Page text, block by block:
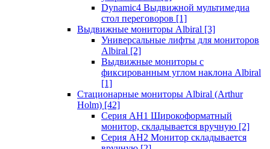
Dynamic4 Выдвижной мультимедиа
стол переговоров [1]
Выдвижные мониторы Albiral [3]
Универсальные лифты для мониторов
Albiral [2]
Выдвижные мониторы с
фиксированным углом наклона Albiral
[1]
Стационарные мониторы Albiral (Arthur
Holm) [42]
Серия AH1 Широкоформатный
монитор, складывается вручную [2]
Серия AH2 Монитор складывается